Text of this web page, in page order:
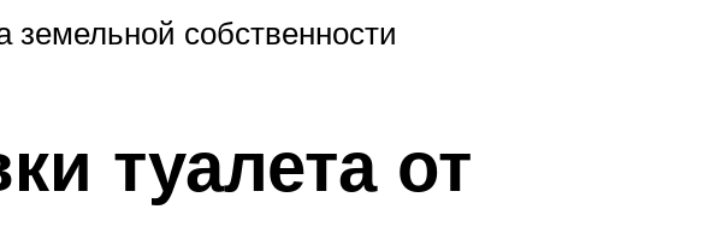
земельной собственности
туалета от